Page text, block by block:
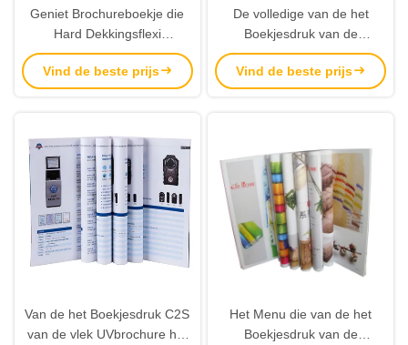
Geniet Brochureboekje die
Hard Dekkingsflexi
Verbindend Bindend
Levendig Beeld drukken
Vind de beste prijs
De volledige van de het
Boekjesdruk van de
Kleurenbrochure Vouwen van
Bi landen het Vierkante Boek
van het Fototijdschrift
Vind de beste prijs
Van de het Boekjesdruk C2S
van de vlek UVbrochure het
Het Menu die van de het
Boekjesdruk van de